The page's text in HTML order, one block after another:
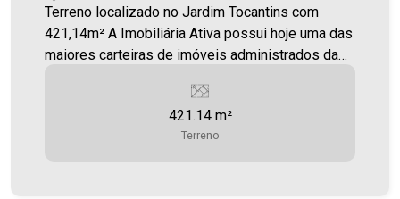
Terreno localizado no Jardim Tocantins com
421,14m² A Imobiliária Ativa possui hoje uma das
maiores carteiras de imóveis administrados da
421.14 m²
Terreno